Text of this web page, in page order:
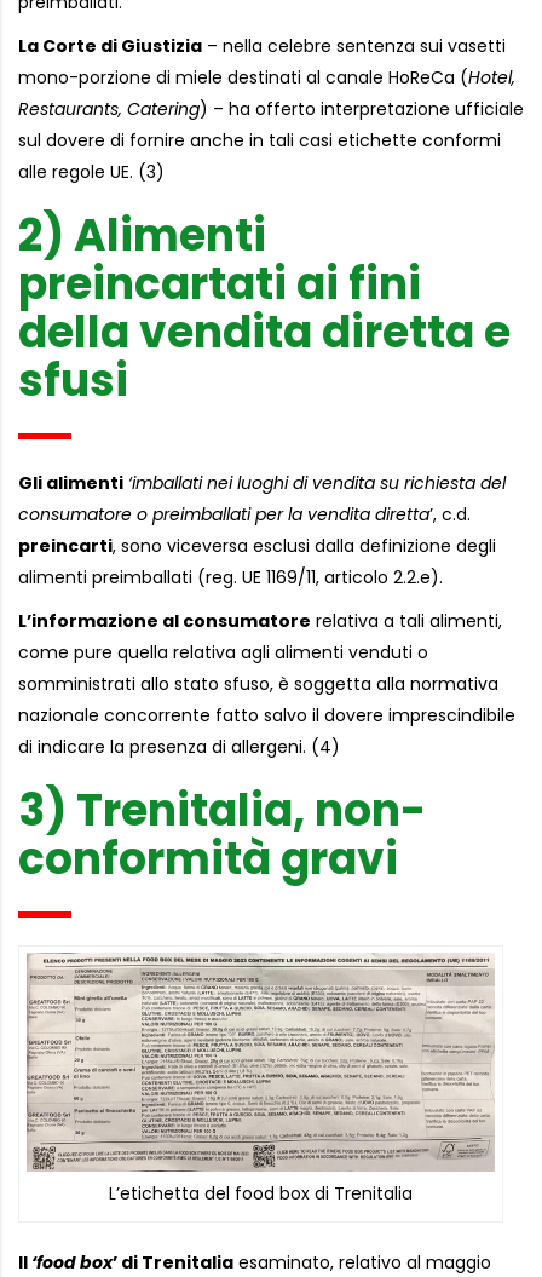
La Corte di Giustizia – nella celebre sentenza sui vasetti
mono-porzione di miele destinati al canale HoReCa (Hotel,
Restaurants, Catering) – ha offerto interpretazione ufficiale
sul dovere di fornire anche in tali casi etichette conformi
alle regole UE. (3)
2) Alimenti
preincartati ai fini
della vendita diretta e
sfusi
Gli alimenti ‘imballati nei luoghi di vendita su richiesta del
consumatore o preimballati per la vendita diretta’, c.d.
preincarti, sono viceversa esclusi dalla definizione degli
alimenti preimballati (reg. UE 1169/11, articolo 2.2.e).
L’informazione al consumatore relativa a tali alimenti,
come pure quella relativa agli alimenti venduti o
somministrati allo stato sfuso, è soggetta alla normativa
nazionale concorrente fatto salvo il dovere imprescindibile
di indicare la presenza di allergeni. (4)
3) Trenitalia, non-
conformità gravi
L’etichetta del food box di Trenitalia
Il ‘food box’ di Trenitalia esaminato, relativo al maggio